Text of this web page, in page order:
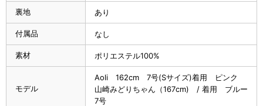
裏地 あり
付属品 なし
素材 ポリエステル100%
モデル
Aoli 162cm 7号(Sサイズ)着用 ピンク
山崎みどりちゃん（167cm) / 着用 ブルー
7号